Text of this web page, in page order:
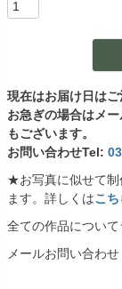
現在はお届け日はご
お急ぎの場合はメ
もございます。
お問い合わせTel:
★お写真に似せて制
ます。詳しくはこち
全ての作品について
メールお問い合わ